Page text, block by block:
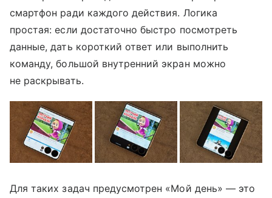
смартфон ради каждого действия. Логика
простая: если достаточно быстро посмотреть
данные, дать короткий ответ или выполнить
команду, большой внутренний экран можно
не раскрывать.
Для таких задач предусмотрен «Мой день» — это